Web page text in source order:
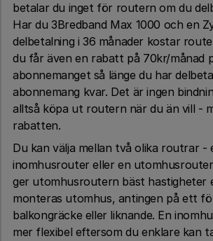
betalar du inget för routern om du
Har du 3Bredband Max 1000 och en
delbetalning i 36 månader kostar
du får även en rabatt på 70kr/månad
abonnemanget så länge du har
abonnemang kvar. Det är ingen
alltså köpa ut routern när du än vill -
rabatten.
Du kan välja mellan två olika routrar -
inomhusrouter eller en
ger utomhusroutern bäst hastigheter
monteras utomhus, antingen på ett
balkongräcke eller liknande. En
mer flexibel eftersom du enklare kan